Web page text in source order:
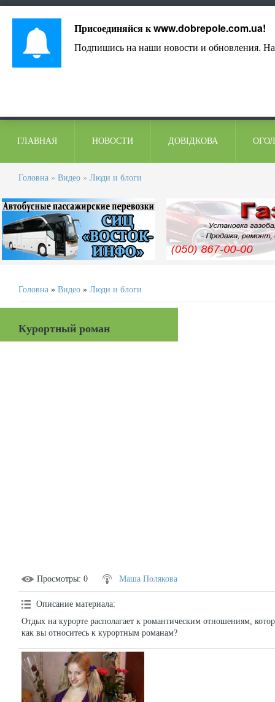
ГЛАВНАЯ НОВОСТИ ДОВІДКОВА
Головна » Видео » Люди и блоги
Головна » Видео » Люди и блоги
Курортный роман
Просмотры: 0 Маша Полякова
Описание материала:
Отдых на курорте располагает к романтическим отношениям,
как вы относитесь к курортным романам?
Присоединяйся кwww.dobrepole.com.ua!
Подпишись на наши новости и обновления.